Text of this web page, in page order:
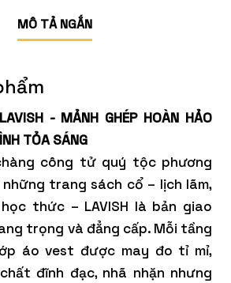
MÔ TẢ NGẮN
- MẢNH GHÉP HOÀN HẢO
TỎA SÁNG
công tử quý tộc phương
trang sách cổ – lịch lãm,
thức – LAVISH là bản giao
trọng và đẳng cấp. Mỗi tầng
áo vest được may đo tỉ mỉ,
đĩnh đạc, nhã nhặn nhưng